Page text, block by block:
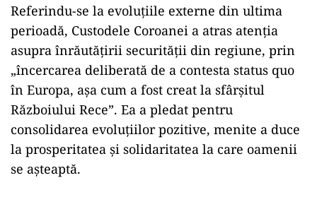
Referindu-se la evoluţiile externe din ultima
perioadă, Custodele Coroanei a atras atenţia
asupra înrăutăţirii securităţii din regiune, prin
„încercarea deliberată de a contesta status quo
în Europa, aşa cum a fost creat la sfârşitul
Războiului Rece”. Ea a pledat pentru
consolidarea evoluţiilor pozitive, menite a duce
la prosperitatea şi solidaritatea la care oamenii
se aşteaptă.